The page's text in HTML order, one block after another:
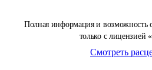
Полная информация и возможность
только с лицензией
Смотреть